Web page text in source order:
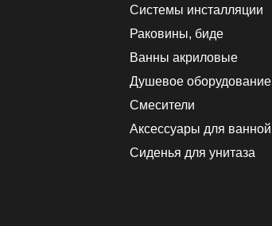
Системы инсталляции
Раковины, биде
Ванны акриловые
Душевое оборудование
Смесители
Аксессуары для ванной
Сиденья для унитаза